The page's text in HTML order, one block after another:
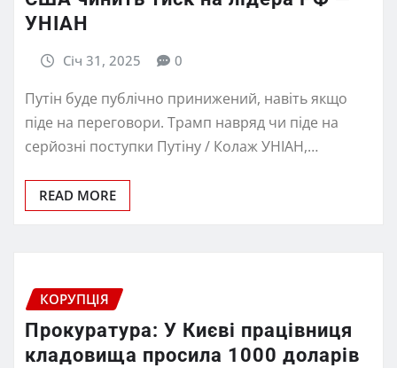
УНІАН
Січ 31, 2025 0
Путін буде публічно принижений, навіть якщо
піде на переговори. Трамп навряд чи піде на
серйозні поступки Путіну / Колаж УНІАН,…
READ MORE
КОРУПЦІЯ
Прокуратура: У Києві працівниця
кладовища просила 1000 доларів